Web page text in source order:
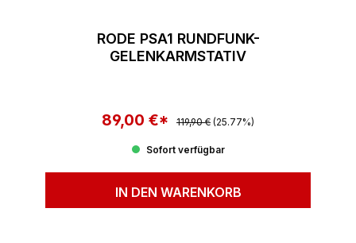
RODE PSA1 RUNDFUNK-
GELENKARMSTATIV
Verkaufspreis:
89,00 €* Regulärer Preis:
119,90 € (25.77%)
Sofort verfügbar
IN DEN WARENKORB